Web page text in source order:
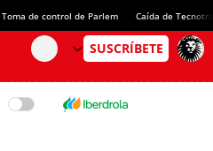
Toma de control de Parlem Caída de